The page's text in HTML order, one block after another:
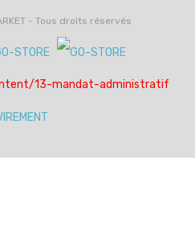
- Tous droits réservés